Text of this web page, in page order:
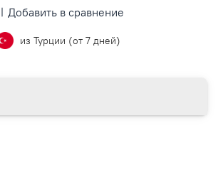
Добавить в сравнение
из Турции (от 7 дней)